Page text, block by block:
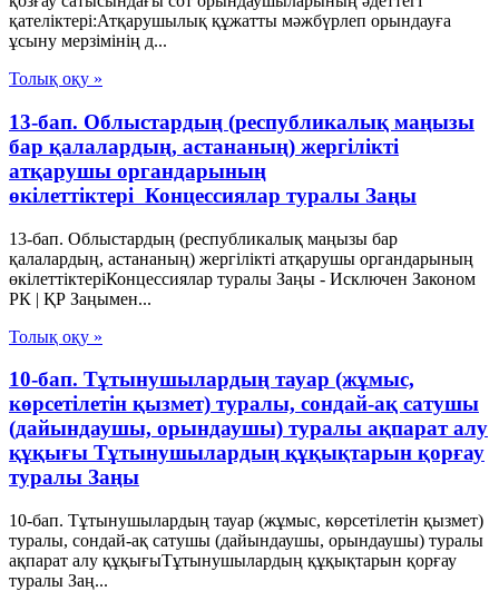
қателіктері:Атқарушылық құжатты мәжбүрлеп орындауға
ұсыну мерзімінің д...
Толық оқу »
13-бап. Облыстардың (республикалық маңызы
бар қалалардың, астананың) жергiлiктi
атқарушы органдарының
өкiлеттiктерi Концессиялар туралы Заңы
13-бап. Облыстардың (республикалық маңызы бар
қалалардың, астананың) жергiлiктi атқарушы органдарының
өкiлеттiктерiКонцессиялар туралы Заңы - Исключен Законом
РК | ҚР Заңымен...
Толық оқу »
10-бап. Тұтынушылардың тауар (жұмыс,
көрсетілетін қызмет) туралы, сондай-ақ сатушы
(дайындаушы, орындаушы) туралы ақпарат алу
құқығы Тұтынушылардың құқықтарын қорғау
туралы Заңы
10-бап. Тұтынушылардың тауар (жұмыс, көрсетілетін қызмет)
туралы, сондай-ақ сатушы (дайындаушы, орындаушы) туралы
ақпарат алу құқығыТұтынушылардың құқықтарын қорғау
туралы Заң...